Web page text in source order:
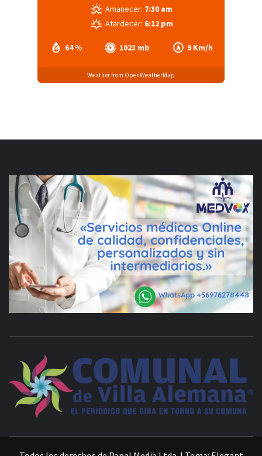
64 % 1023 mb 9 Km/h
Amanecer: 7:30 am
Atardecer: 6:12 pm
Weather from OpenWeatherMap